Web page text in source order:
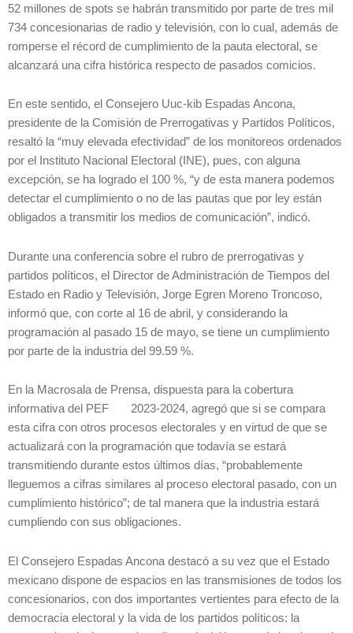
52 millones de spots se habrán transmitido por parte de tres mil
734 concesionarias de radio y televisión, con lo cual, además de
romperse el récord de cumplimiento de la pauta electoral, se
alcanzará una cifra histórica respecto de pasados comicios.
En este sentido, el Consejero Uuc-kib Espadas Ancona,
presidente de la Comisión de Prerrogativas y Partidos Políticos,
resaltó la “muy elevada efectividad” de los monitoreos ordenados
por el Instituto Nacional Electoral (INE), pues, con alguna
excepción, se ha logrado el 100 %, “y de esta manera podemos
detectar el cumplimiento o no de las pautas que por ley están
obligados a transmitir los medios de comunicación”, indicó.
Durante una conferencia sobre el rubro de prerrogativas y
partidos políticos, el Director de Administración de Tiempos del
Estado en Radio y Televisión, Jorge Egren Moreno Troncoso,
informó que, con corte al 16 de abril, y considerando la
programación al pasado 15 de mayo, se tiene un cumplimiento
por parte de la industria del 99.59 %.
En la Macrosala de Prensa, dispuesta para la cobertura
informativa del PEF 2023-2024, agregó que si se compara
esta cifra con otros procesos electorales y en virtud de que se
actualizará con la programación que todavía se estará
transmitiendo durante estos últimos días, “probablemente
lleguemos a cifras similares al proceso electoral pasado, con un
cumplimiento histórico”; de tal manera que la industria estará
cumpliendo con sus obligaciones.
El Consejero Espadas Ancona destacó a su vez que el Estado
mexicano dispone de espacios en las transmisiones de todos los
concesionarios, con dos importantes vertientes para efecto de la
democracia electoral y la vida de los partidos políticos: la